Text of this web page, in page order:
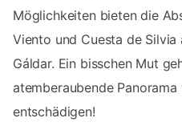
Möglichkeiten bieten die
Viento und Cuesta de
Gáldar. Ein bisschen Mut
atemberaubende
entschädigen!